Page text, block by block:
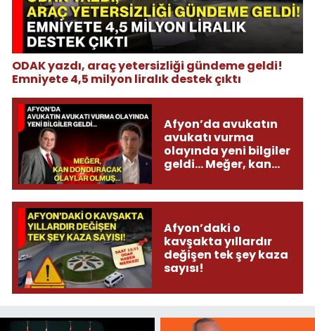
ODAK yazdı, araç yetersizliği gündeme geldi!
Emniyete 4,5 milyon liralık destek çıktı
Afyon’da avukatın
avukatı vurma
olayında yeni bilgiler
geldi... Meğer, kan
olmuş...
Afyon’daki o
kavşakta yıllardır
değişen tek şey kaza
sayısı!